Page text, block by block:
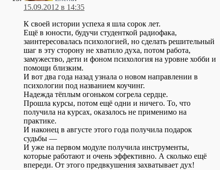
15.09.2012 в 14:35
К своей истории успеха я шла сорок лет.
Ещё в юности, будучи студенткой радиофака,
заинтересовалась психологией, но сделать решительный
шаг в эту сторону не хватило духа, потом работа,
замужество, дети и фоном психология на уровне хобби и
помощи близким.
И вот два года назад узнала о новом направлении в
психологии под названием коучинг.
Надежда тёплым огоньком согрела сердце.
Прошла курсы, потом ещё одни и ничего. То, что
получила на курсах, оказалось не применимо на
практике.
И наконец в августе этого года получила подарок
судьбы —
И уже на первом модуле получила инструменты,
которые работают и очень эффективно. А сколько ещё
впереди. От этого предвкушения захватывает дух!